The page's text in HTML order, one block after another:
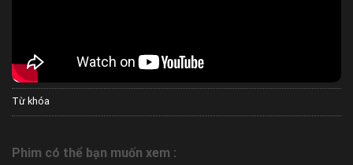
Từ khóa
Phim có thể bạn muốn xem :